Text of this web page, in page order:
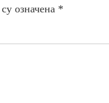
означена *